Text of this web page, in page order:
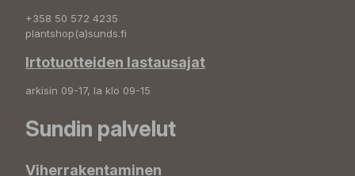
+358 50 572 4235
plantshop(a)sunds.fi
Irtotuotteiden lastausajat
arkisin 09-17, la klo 09-15
Sundin palvelut
Viherrakentaminen